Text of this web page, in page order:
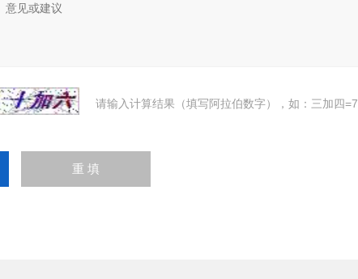
请输入计算结果（填写阿拉伯数字），如：三加四=7